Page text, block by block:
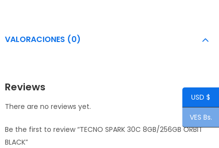
VALORACIONES (0)
Reviews
There are no reviews yet.
Be the first to review “TECNO SPARK 30C 8GB/256GB ORBIT
BLACK”
USD $
VES Bs.